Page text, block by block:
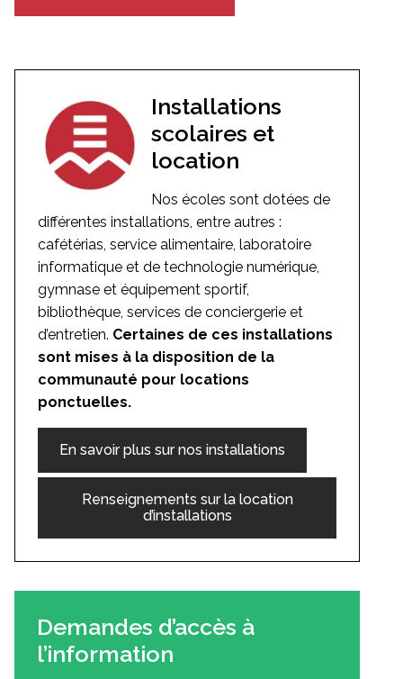
Installations
scolaires et
location
Nos écoles sont dotées de
différentes installations, entre autres :
cafétérias, service alimentaire, laboratoire
informatique et de technologie numérique,
gymnase et équipement sportif,
bibliothèque, services de conciergerie et
d’entretien. Certaines de ces installations
sont mises à la disposition de la
communauté pour locations
ponctuelles.
En savoir plus sur nos installations
Renseignements sur la location
d’installations
Demandes d’accès à
l’information